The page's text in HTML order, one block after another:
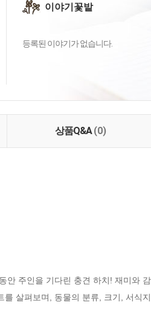
이야기꽃밭
등록된 이야기가 없습니다.
상품Q&A(0)
주인을 기다린 충견 하치! 재미와
살펴보며, 동물의 분류, 크기, 서식